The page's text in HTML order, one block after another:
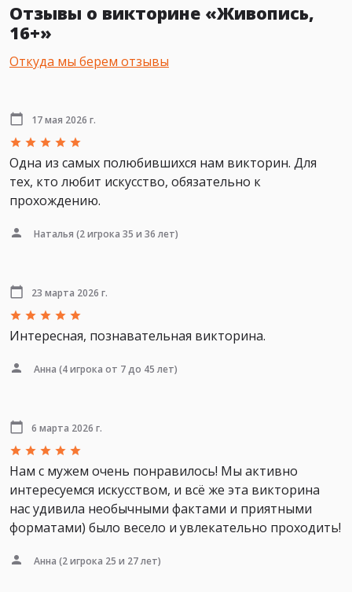
Отзывы о викторине «Живопись,
16+»
Откуда мы берем отзывы
17 мая 2026 г.
Одна из самых полюбившихся нам викторин. Для
тех, кто любит искусство, обязательно к
прохождению.
Наталья (2 игрока 35 и 36 лет)
23 марта 2026 г.
Интересная, познавательная викторина.
Анна (4 игрока от 7 до 45 лет)
6 марта 2026 г.
Нам с мужем очень понравилось! Мы активно
интересуемся искусством, и всё же эта викторина
нас удивила необычными фактами и приятными
форматами) было весело и увлекательно проходить!
Анна (2 игрока 25 и 27 лет)